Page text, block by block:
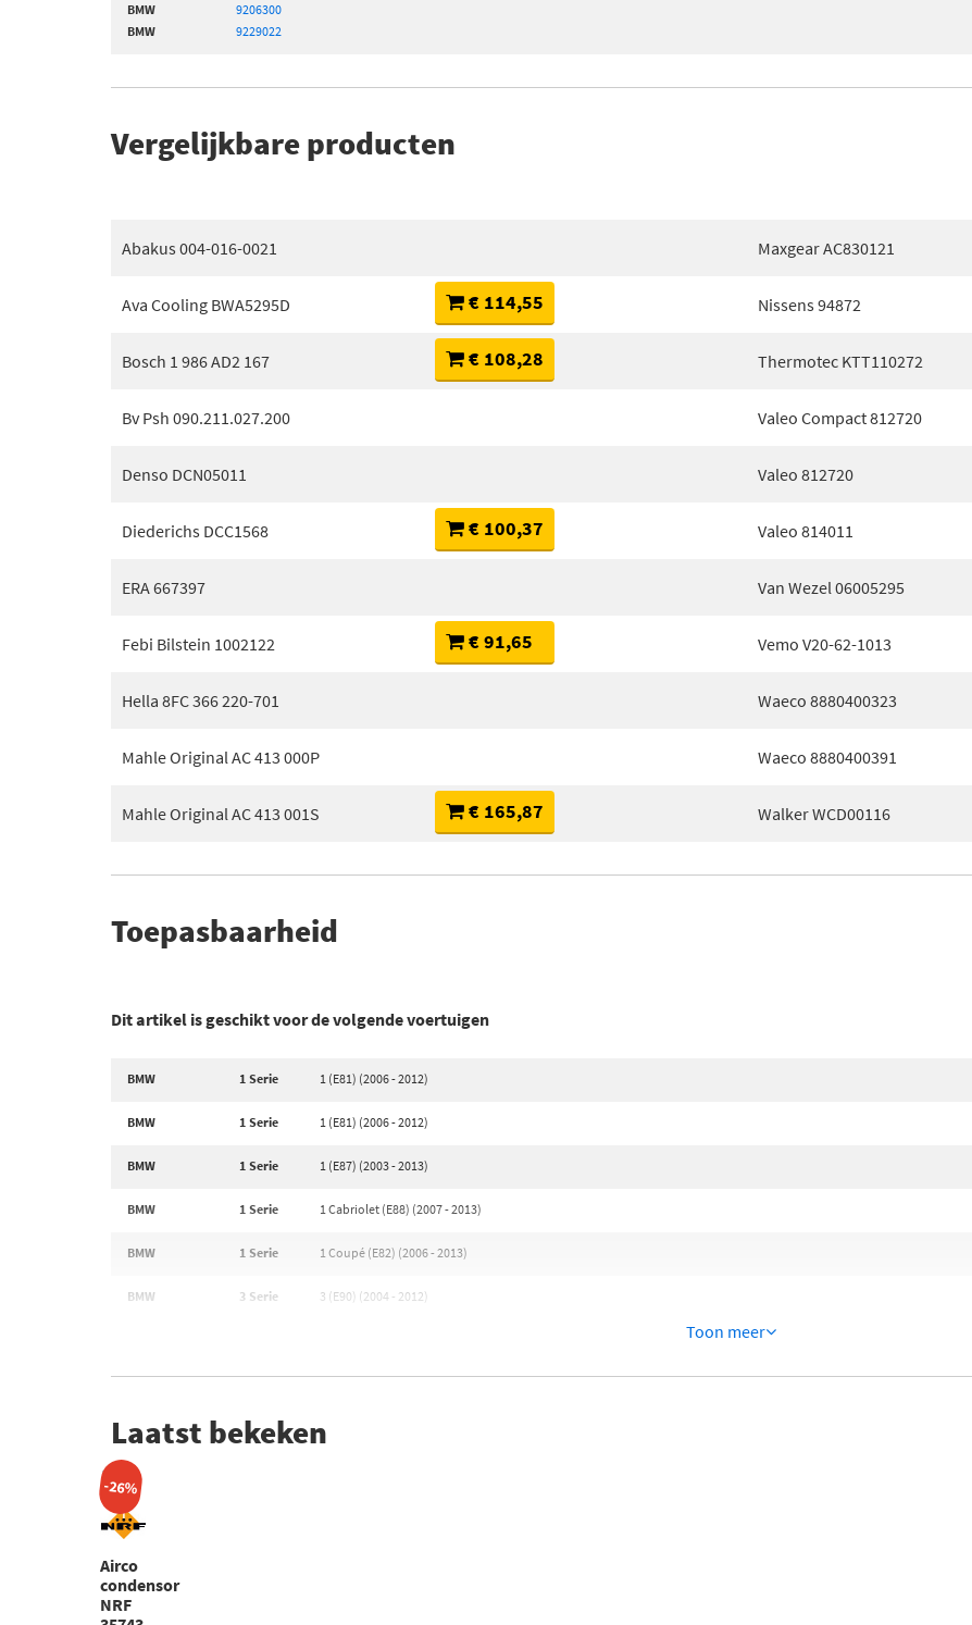
BMW
9206300
BMW
9229022
Vergelijkbare producten
Abakus 004-016-0021
Ava Cooling BWA5295D € 114,55
Bosch 1 986 AD2 167 € 108,28
Bv Psh 090.211.027.200
Denso DCN05011
Diederichs DCC1568 € 100,37
ERA 667397
Febi Bilstein 1002122 € 91,65
Hella 8FC 366 220-701
Mahle Original AC 413 000P
Mahle Original AC 413 001S € 165,87
Maxgear AC830121
Nissens 94872
Thermotec KTT110272
Valeo Compact 812720
Valeo 812720
Valeo 814011
Van Wezel 06005295
Vemo V20-62-1013
Waeco 8880400323
Waeco 8880400391
Walker WCD00116
Toepasbaarheid
Dit artikel is geschikt voor de volgende voertuigen
BMW 1 Serie 1 (E81) (2006 - 2012)
BMW 1 Serie 1 (E81) (2006 - 2012)
BMW 1 Serie 1 (E87) (2003 - 2013)
BMW 1 Serie 1 Cabriolet (E88) (2007 - 2013)
BMW 1 Serie 1 Coupé (E82) (2006 - 2013)
BMW 3 Serie 3 (E90) (2004 - 2012)
Toon meer
Laatst bekeken
-26%
Airco
condensor
NRF